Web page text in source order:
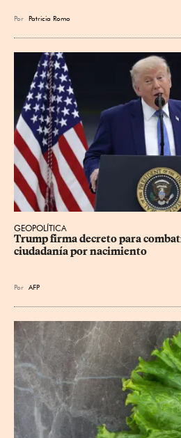
Por Patricia Romo
GEOPOLÍTICA
Trump firma decreto para
ciudadanía por nacimiento
Por AFP